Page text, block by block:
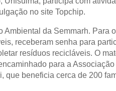
no site Topchip.
Ambiental da Semmarh. Para
receberam senha para
resíduos recicláveis. O
para a
que beneficia cerca de 200